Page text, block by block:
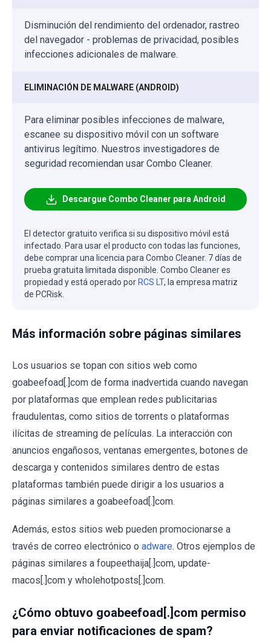
Disminución del rendimiento del ordenador, rastreo
del navegador - problemas de privacidad, posibles
infecciones adicionales de malware.
ELIMINACIÓN DE MALWARE (ANDROID)
Para eliminar posibles infecciones de malware,
escanee su dispositivo móvil con un software
antivirus legítimo. Nuestros investigadores de
seguridad recomiendan usar Combo Cleaner.
Descargue Combo Cleaner para Android
El detector gratuito verifica si su dispositivo móvil está
infectado. Para usar el producto con todas las funciones,
debe comprar una licencia para Combo Cleaner. 7 días de
prueba gratuita limitada disponible. Combo Cleaner es
propiedad y está operado por RCS LT, la empresa matriz
de PCRisk.
Más información sobre páginas similares
Los usuarios se topan con sitios web como
goabeefoad[.]com de forma inadvertida cuando navegan
por plataformas que emplean redes publicitarias
fraudulentas, como sitios de torrents o plataformas
ilícitas de streaming de películas. La interacción con
anuncios engañosos, ventanas emergentes, botones de
descarga y contenidos similares dentro de estas
plataformas también puede dirigir a los usuarios a
páginas similares a goabeefoad[.]com.
Además, estos sitios web pueden promocionarse a
través de correo electrónico o adware. Otros ejemplos de
páginas similares a foupeethaija[.]com, update-
macos[.]com y wholehotposts[.]com.
¿Cómo obtuvo goabeefoad[.]com permiso
para enviar notificaciones de spam?